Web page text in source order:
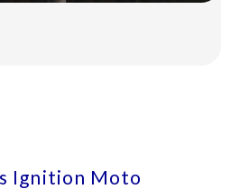
Ignition Moto